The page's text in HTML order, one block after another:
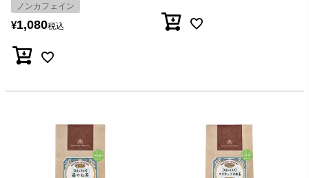
ノンカフェイン
¥1,080税込